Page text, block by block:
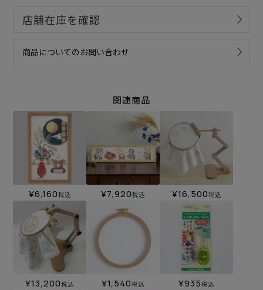
商品についてのお問い合わせ
関連商品
¥6,160税込 ¥7,920税込 ¥16,500税込
¥13,200税込 ¥1,540税込 ¥935税込